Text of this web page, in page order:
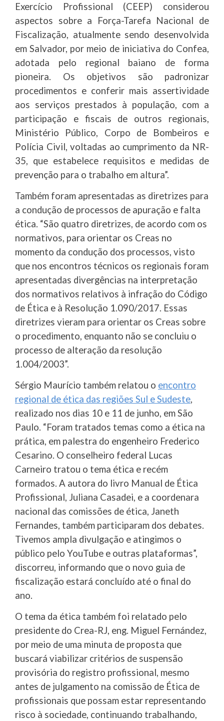
Exercício Profissional (CEEP) considerou
aspectos sobre a Força-Tarefa Nacional de
Fiscalização, atualmente sendo desenvolvida
em Salvador, por meio de iniciativa do Confea,
adotada pelo regional baiano de forma
pioneira. Os objetivos são padronizar
procedimentos e conferir mais assertividade
aos serviços prestados à população, com a
participação e fiscais de outros regionais,
Ministério Público, Corpo de Bombeiros e
Polícia Civil, voltadas ao cumprimento da NR-
35, que estabelece requisitos e medidas de
prevenção para o trabalho em altura”.
Também foram apresentadas as diretrizes para
a condução de processos de apuração e falta
ética. “São quatro diretrizes, de acordo com os
normativos, para orientar os Creas no
momento da condução dos processos, visto
que nos encontros técnicos os regionais foram
apresentadas divergências na interpretação
dos normativos relativos à infração do Código
de Ética e à Resolução 1.090/2017. Essas
diretrizes vieram para orientar os Creas sobre
o procedimento, enquanto não se concluiu o
processo de alteração da resolução
1.004/2003”.
Sérgio Maurício também relatou o encontro
regional de ética das regiões Sul e Sudeste,
realizado nos dias 10 e 11 de junho, em São
Paulo. “Foram tratados temas como a ética na
prática, em palestra do engenheiro Frederico
Cesarino. O conselheiro federal Lucas
Carneiro tratou o tema ética e recém
formados. A autora do livro Manual de Ética
Profissional, Juliana Casadei, e a coordenara
nacional das comissões de ética, Janeth
Fernandes, também participaram dos debates.
Tivemos ampla divulgação e atingimos o
público pelo YouTube e outras plataformas”,
discorreu, informando que o novo guia de
fiscalização estará concluído até o final do
ano.
O tema da ética também foi relatado pelo
presidente do Crea-RJ, eng. Miguel Fernández,
por meio de uma minuta de proposta que
buscará viabilizar critérios de suspensão
provisória do registro profissional, mesmo
antes de julgamento na comissão de Ética de
profissionais que possam estar representando
risco à sociedade, continuando trabalhando,